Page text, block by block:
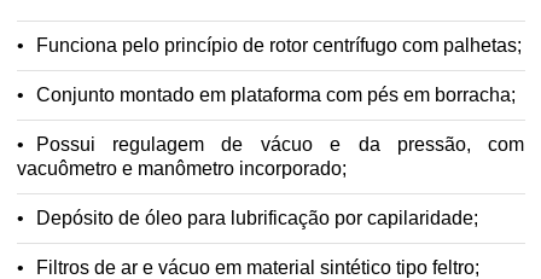
Funciona pelo princípio de rotor centrífugo com palhetas;
Conjunto montado em plataforma com pés em borracha;
Possui regulagem de vácuo e da pressão, com
vacuômetro e manômetro incorporado;
Depósito de óleo para lubrificação por capilaridade;
Filtros de ar e vácuo em material sintético tipo feltro;